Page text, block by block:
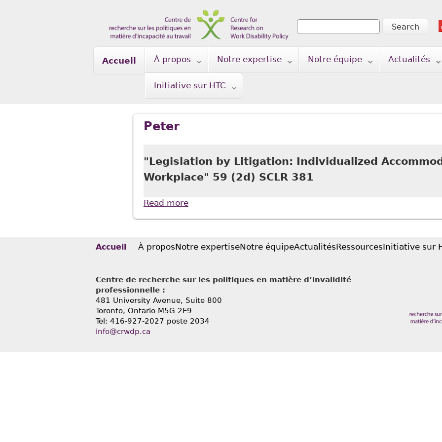
Search form
Search
Accueil À propos Notre expertise Notre équipe Actualités
Initiative sur HTC
Peter
"Legislation by Litigation: Individualized
Workplace" 59 (2d) SCLR 381
Read moreabout "Legislation by Litigation: Individualized
Accueil À proposNotre expertiseNotre équipeActualitésRessourcesInitiative sur
Centre de recherche sur les politiques en matière d’invalidité
professionnelle :
481 University Avenue, Suite 800
Toronto, Ontario M5G 2E9
Tel: 416-927-2027 poste 2034
info@crwdp.ca